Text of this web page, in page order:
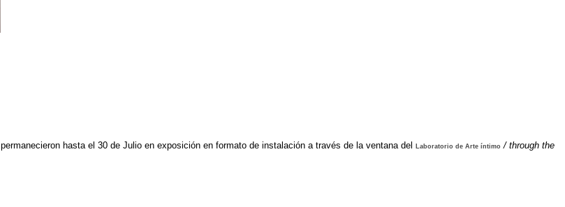
permanecieron hasta el 30 de Julio en exposición en formato de instalación a través de la ventana del Laboratorio de Arte íntimo / through the